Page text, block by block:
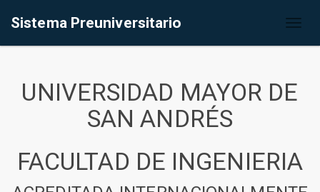
Sistema Preuniversitario
UNIVERSIDAD MAYOR DE
SAN ANDRÉS
FACULTAD DE INGENIERIA